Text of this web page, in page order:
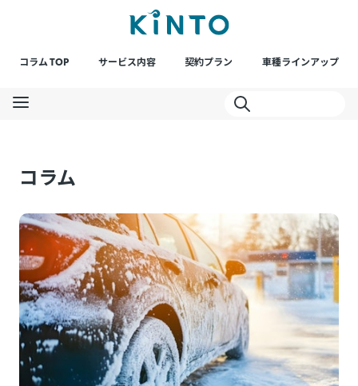
コラム TOP サービス内容 契約プラン 車種ラインアップ
コラム